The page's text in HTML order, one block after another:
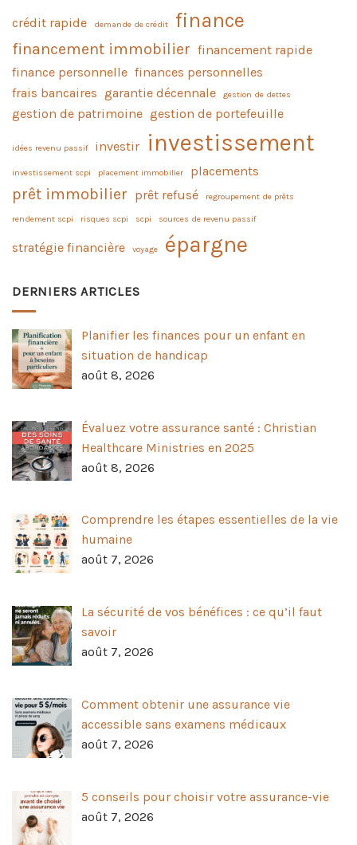
crédit rapide demande de crédit finance
financement immobilier financement rapide
finance personnelle finances personnelles
frais bancaires garantie décennale gestion de dettes
gestion de patrimoine gestion de portefeuille
idées revenu passif investir investissement
investissement scpi placement immobilier placements
prêt immobilier prêt refusé regroupement de prêts
rendement scpi risques scpi scpi sources de revenu passif
stratégie financière voyage épargne
DERNIERS ARTICLES
Planifier les finances pour un enfant en
situation de handicap
août 8, 2026
Évaluez votre assurance santé : Christian
Healthcare Ministries en 2025
août 8, 2026
Comprendre les étapes essentielles de la vie
humaine
août 7, 2026
La sécurité de vos bénéfices : ce qu’il faut
savoir
août 7, 2026
Comment obtenir une assurance vie
accessible sans examens médicaux
août 7, 2026
5 conseils pour choisir votre assurance-vie
août 7, 2026